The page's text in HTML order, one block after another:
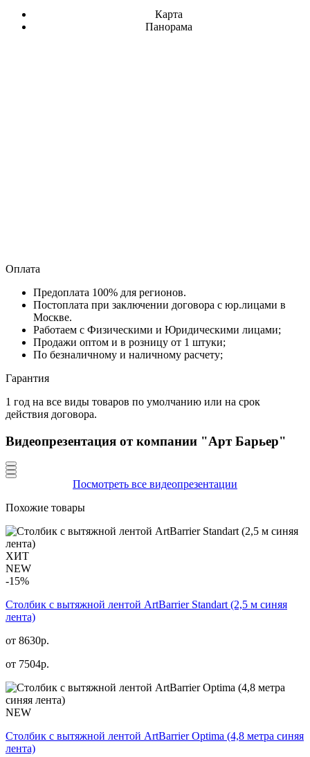
Карта
Панорама
Оплата
Предоплата 100% для регионов.
Постоплата при заключении договора с юр.лицами в
Москве.
Работаем с Физическими и Юридическими лицами;
Продажи оптом и в розницу от 1 штуки;
По безналичному и наличному расчету;
Гарантия
1 год на все виды товаров по умолчанию или на срок
действия договора.
Видеопрезентация от компании "Арт Барьер"
Посмотреть все видеопрезентации
Похожие товары
ХИТ
NEW
-15%
Столбик с вытяжной лентой ArtBarrier Standart (2,5 м синяя
лента)
от 8630р.
от 7504р.
NEW
Столбик с вытяжной лентой ArtBarrier Оptima (4,8 метра синяя
лента)